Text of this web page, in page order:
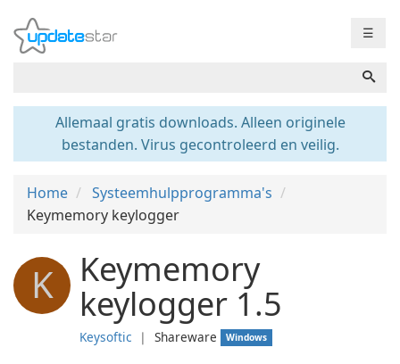
☰
Allemaal gratis downloads. Alleen originele
bestanden. Virus gecontroleerd en veilig.
Home
Systeemhulpprogramma's
Keymemory keylogger
K Keymemory
keylogger 1.5
Keysoftic ❘ Shareware Windows